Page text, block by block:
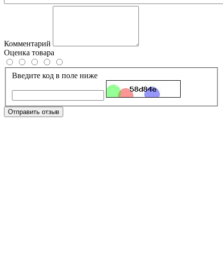
Комментарий
Оценка товара
Введите код в поле ниже
Отправить отзыв